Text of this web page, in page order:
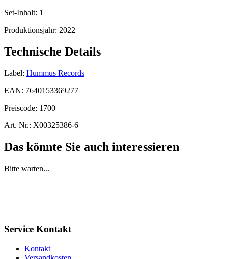
Set-Inhalt: 1
Produktionsjahr: 2022
Technische Details
Label: Hummus Records
EAN: 7640153369277
Preiscode: 1700
Art. Nr.: X00325386-6
Das könnte Sie auch interessieren
Bitte warten...
Service Kontakt
Kontakt